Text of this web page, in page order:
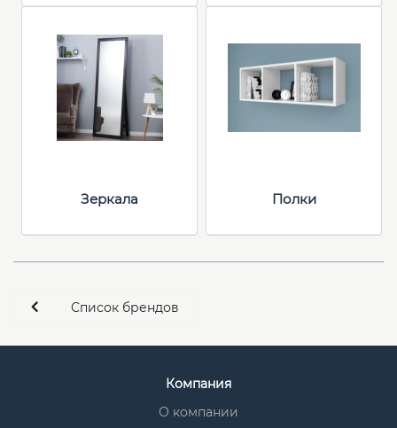
Зеркала Полки
Список брендов
Компания
О компании